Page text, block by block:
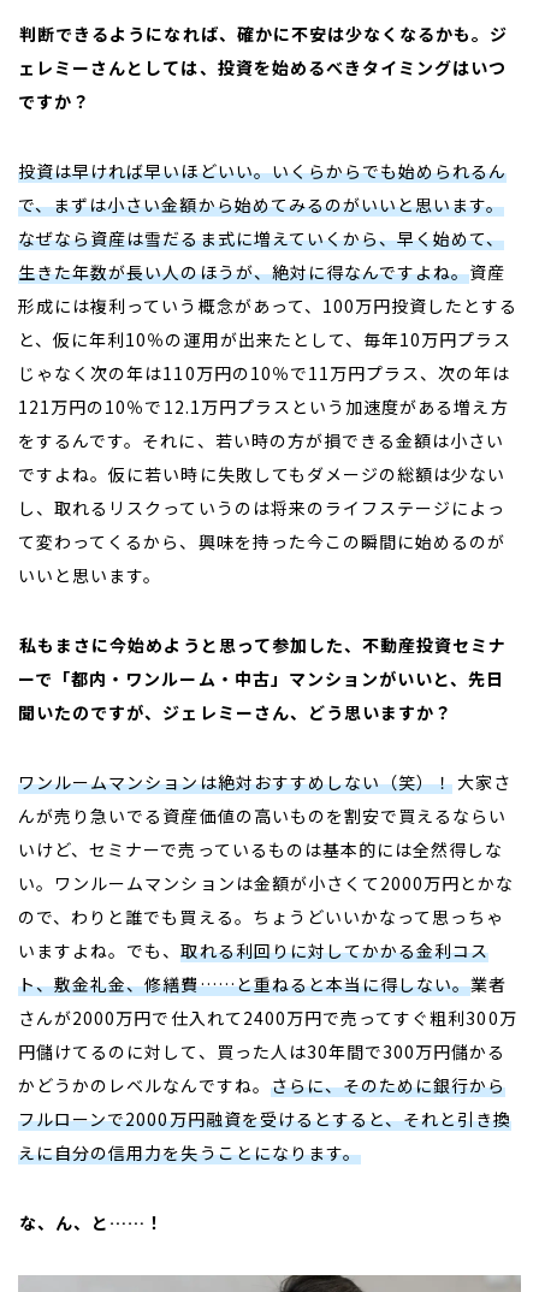
――判断できるようになれば、確かに不安は少なくなるかも。ジ
ェレミーさんとしては、投資を始めるべきタイミングはいつ
ですか？
投資は早ければ早いほどいい。いくらからでも始められるん
で、まずは小さい金額から始めてみるのがいいと思います。
なぜなら資産は雪だるま式に増えていくから、早く始めて、
生きた年数が長い人のほうが、絶対に得なんですよね。資産
形成には複利っていう概念があって、 100万円投資したとする
と、仮に年利10％の運用が出来たとして、毎年10万円プラス
じゃなく次の年は110万円の10％で11万円プラス、次の年は
121万円の10％で 12.1万円プラスという加速度がある増え方
をするんです。それに、若い時の方が損できる金額は小さい
ですよね。仮に若い時に失敗してもダメージの総額は少ない
し、取れるリスクっていうのは将来のライフステージによっ
て変わってくるから、興味を持った今この瞬間に始めるのが
いいと思います。
――私もまさに今始めようと思って参加した、不動産投資セミナ
ーで「都内・ワンルーム・中古」マンションがいいと、先日
聞いたのですが、ジェレミーさん、どう思いますか？
ワンルームマンションは絶対おすすめしない（笑）！ 大家さ
んが売り急いでる資産価値の高いものを割安で買えるならい
いけど、セミナーで売っているものは基本的には全然得しな
い。ワンルームマンションは金額が小さくて 2000万円とかな
ので、わりと誰でも買える。ちょうどいいかなって思っちゃ
いますよね。でも、取れる利回りに対してかかる金利コス
ト、敷金礼金、修繕費……と重ねると本当に得しない。業者
さんが2000万円で仕入れて 2400万円で売ってすぐ粗利300万
円儲けてるのに対して、買った人は30年間で300万円儲かる
かどうかのレベルなんですね。 さらに、そのために銀行から
フルローンで2000万円融資を受けるとすると、それと引き換
えに自分の信用力を失うことになります。
――な、ん、と……！